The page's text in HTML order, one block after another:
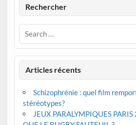
Rechercher
Articles récents
Schizophrénie : quel film
stéréotypes?
JEUX PARALYMPIQUES PARIS